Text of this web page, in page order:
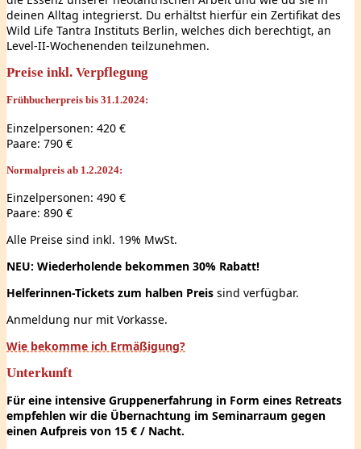
deinen Alltag integrierst. Du erhältst hierfür ein Zertifikat des
Wild Life Tantra Instituts Berlin, welches dich berechtigt, an
Level-II-Wochenenden teilzunehmen.
Preise inkl. Verpflegung
Frühbucherpreis bis 31.1.2024:
Einzelpersonen: 420 €
Paare: 790 €
Normalpreis ab 1.2.2024:
Einzelpersonen: 490 €
Paare: 890 €
Alle Preise sind inkl. 19% MwSt.
NEU: Wiederholende bekommen 30% Rabatt!
Helferinnen-Tickets zum halben Preis sind verfügbar.
Anmeldung nur mit Vorkasse.
Wie bekomme ich Ermäßigung?
Unterkunft
Für eine intensive Gruppenerfahrung in Form eines Retreats
empfehlen wir die Übernachtung im Seminarraum gegen
einen Aufpreis von 15 € / Nacht.